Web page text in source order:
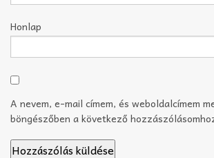
Honlap
A nevem, e-mail címem, és weboldalcímem
böngészőben a következő